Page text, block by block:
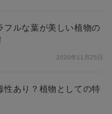
フルな葉が美しい植物の
2020年11月25日
性あり？植物としての特